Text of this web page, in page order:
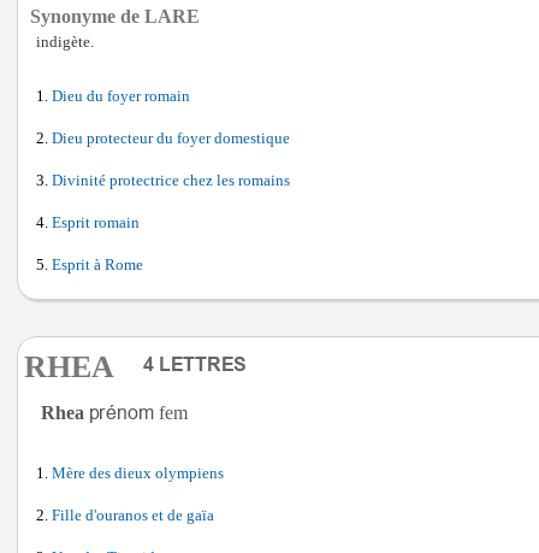
Synonyme de LARE
indigète.
Dieu du foyer romain
Dieu protecteur du foyer domestique
Divinité protectrice chez les romains
Esprit romain
Esprit à Rome
RHEA
Rhea fem
Mère des dieux olympiens
Fille d'ouranos et de gaïa